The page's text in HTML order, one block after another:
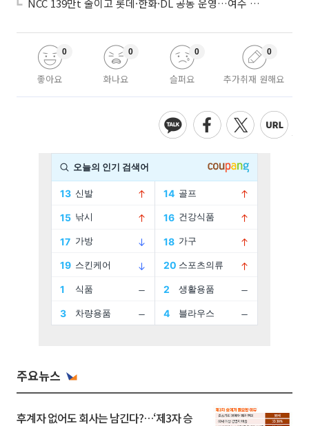
좋아요
0
화나요
0
슬퍼요
0
추가취재 원해요
0
주요뉴스
후계자 없어도 회사는 남긴다?…‘제3자 승